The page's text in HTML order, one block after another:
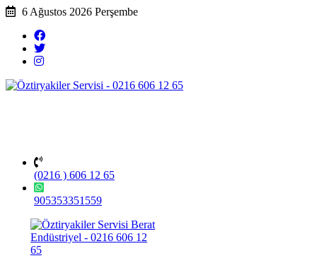
6 Ağustos 2026 Perşembe
(0216 ) 606 12 65
905353351559